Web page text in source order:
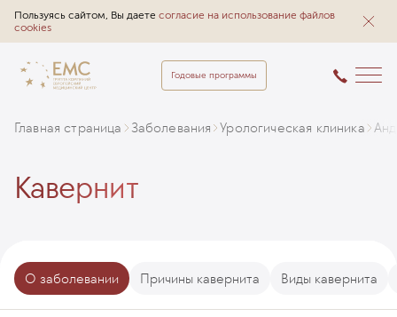
Пользуясь сайтом, Вы даете согласие на использование файлов
cookies
Годовые программы
Главная страница Заболевания Урологическая клиника
Кавернит
О заболевании Причины кавернита Виды кавернита